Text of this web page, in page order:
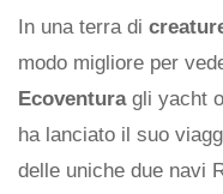
In una terra di
modo migliore per
Ecoventura gli yacht
ha lanciato il suo
delle uniche due navi